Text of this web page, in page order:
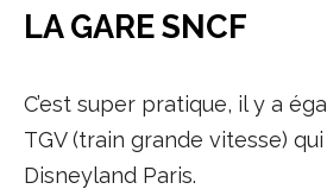
LA GARE SNCF
C’est super pratique, il y a
TGV (train grande vitesse)
Disneyland Paris.